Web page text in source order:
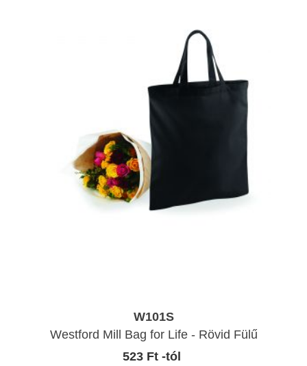
W101S
Westford Mill Bag for Life - Rövid Fülű
523 Ft -tól